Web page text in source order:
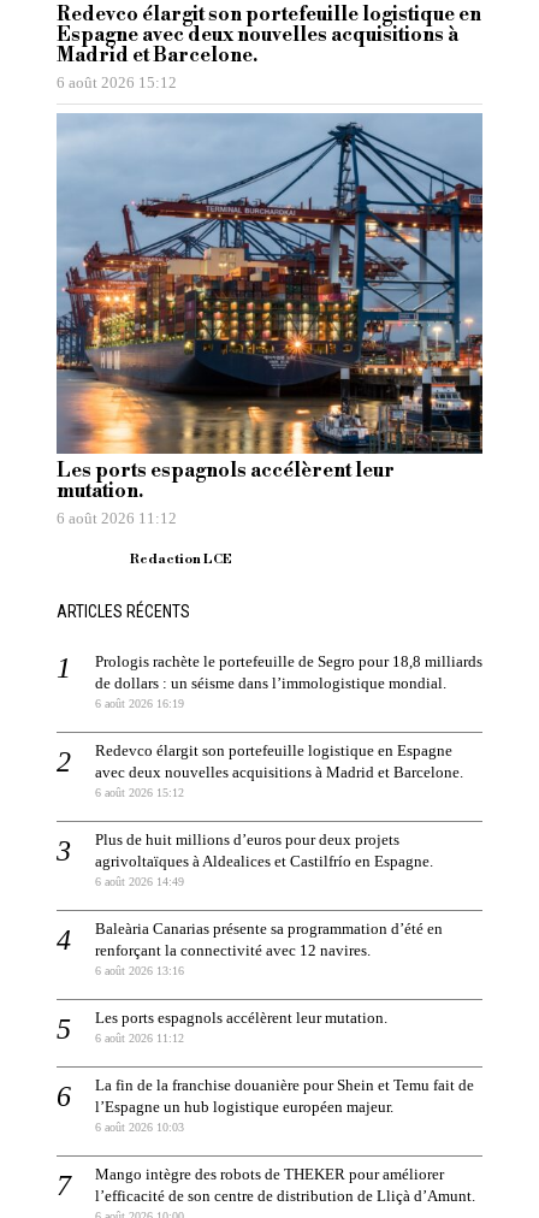
Redevco élargit son portefeuille logistique en
Espagne avec deux nouvelles acquisitions à
Madrid et Barcelone.
6 août 2026 15:12
Les ports espagnols accélèrent leur
mutation.
6 août 2026 11:12
Redaction LCE
ARTICLES RÉCENTS
Prologis rachète le portefeuille de Segro pour 18,8 milliards
de dollars : un séisme dans l’immologistique mondial.
6 août 2026 16:19
Redevco élargit son portefeuille logistique en Espagne
avec deux nouvelles acquisitions à Madrid et Barcelone.
6 août 2026 15:12
Plus de huit millions d’euros pour deux projets
agrivoltaïques à Aldealices et Castilfrío en Espagne.
6 août 2026 14:49
Baleària Canarias présente sa programmation d’été en
renforçant la connectivité avec 12 navires.
6 août 2026 13:16
Les ports espagnols accélèrent leur mutation.
6 août 2026 11:12
La fin de la franchise douanière pour Shein et Temu fait de
l’Espagne un hub logistique européen majeur.
6 août 2026 10:03
Mango intègre des robots de THEKER pour améliorer
l’efficacité de son centre de distribution de Lliçà d’Amunt.